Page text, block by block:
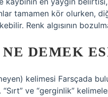
tamamen kör olurken,
Renk algısının
DEMEK
kelimesi Farsçada
ve “gerginlik”